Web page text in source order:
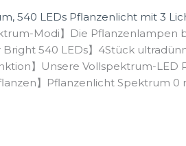
540 LEDs Pflanzenlicht mit 3
Modi】Die Pflanzenlampen
540 LEDs】4Stück
】Unsere ​Vollspektrum-LED
】Pflanzenlicht Spektrum 0